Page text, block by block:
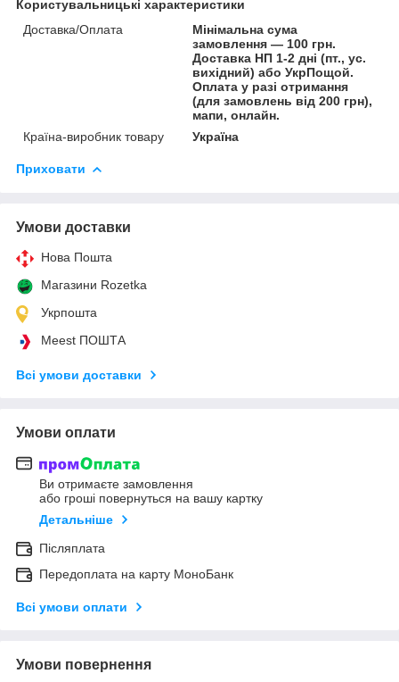
Користувальницькі характеристики
Доставка/Оплата
Мінімальна сума
замовлення — 100 грн.
Доставка НП 1-2 дні (пт., ус.
вихідний) або УкрПощой.
Оплата у разі отримання
(для замовлень від 200 грн),
мапи, онлайн.
Країна-виробник товару
Україна
Приховати
Умови доставки
Нова Пошта
Магазини Rozetka
Укрпошта
Meest ПОШТА
Всі умови доставки
Умови оплати
Ви отримаєте замовлення
або гроші повернуться на вашу картку
Детальніше
Післяплата
Передоплата на карту МоноБанк
Всі умови оплати
Умови повернення